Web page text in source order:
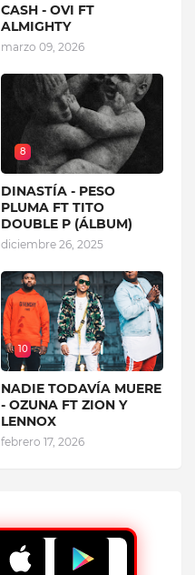
CASH - OVI FT
ALMIGHTY
marzo 09, 2026
8
DINASTÍA - PESO
PLUMA FT TITO
DOUBLE P (ÁLBUM)
diciembre 26, 2025
10
NADIE TODAVÍA MUERE
- OZUNA FT ZION Y
LENNOX
febrero 17, 2026